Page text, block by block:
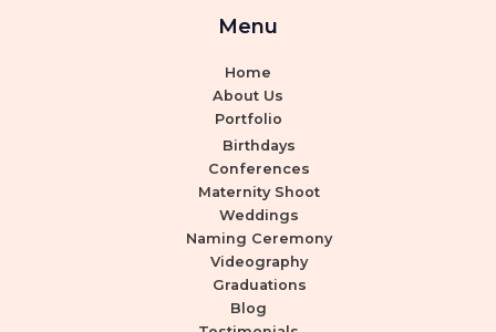
Menu
Home
About Us
Portfolio
Birthdays
Conferences
Maternity Shoot
Weddings
Naming Ceremony
Videography
Graduations
Blog